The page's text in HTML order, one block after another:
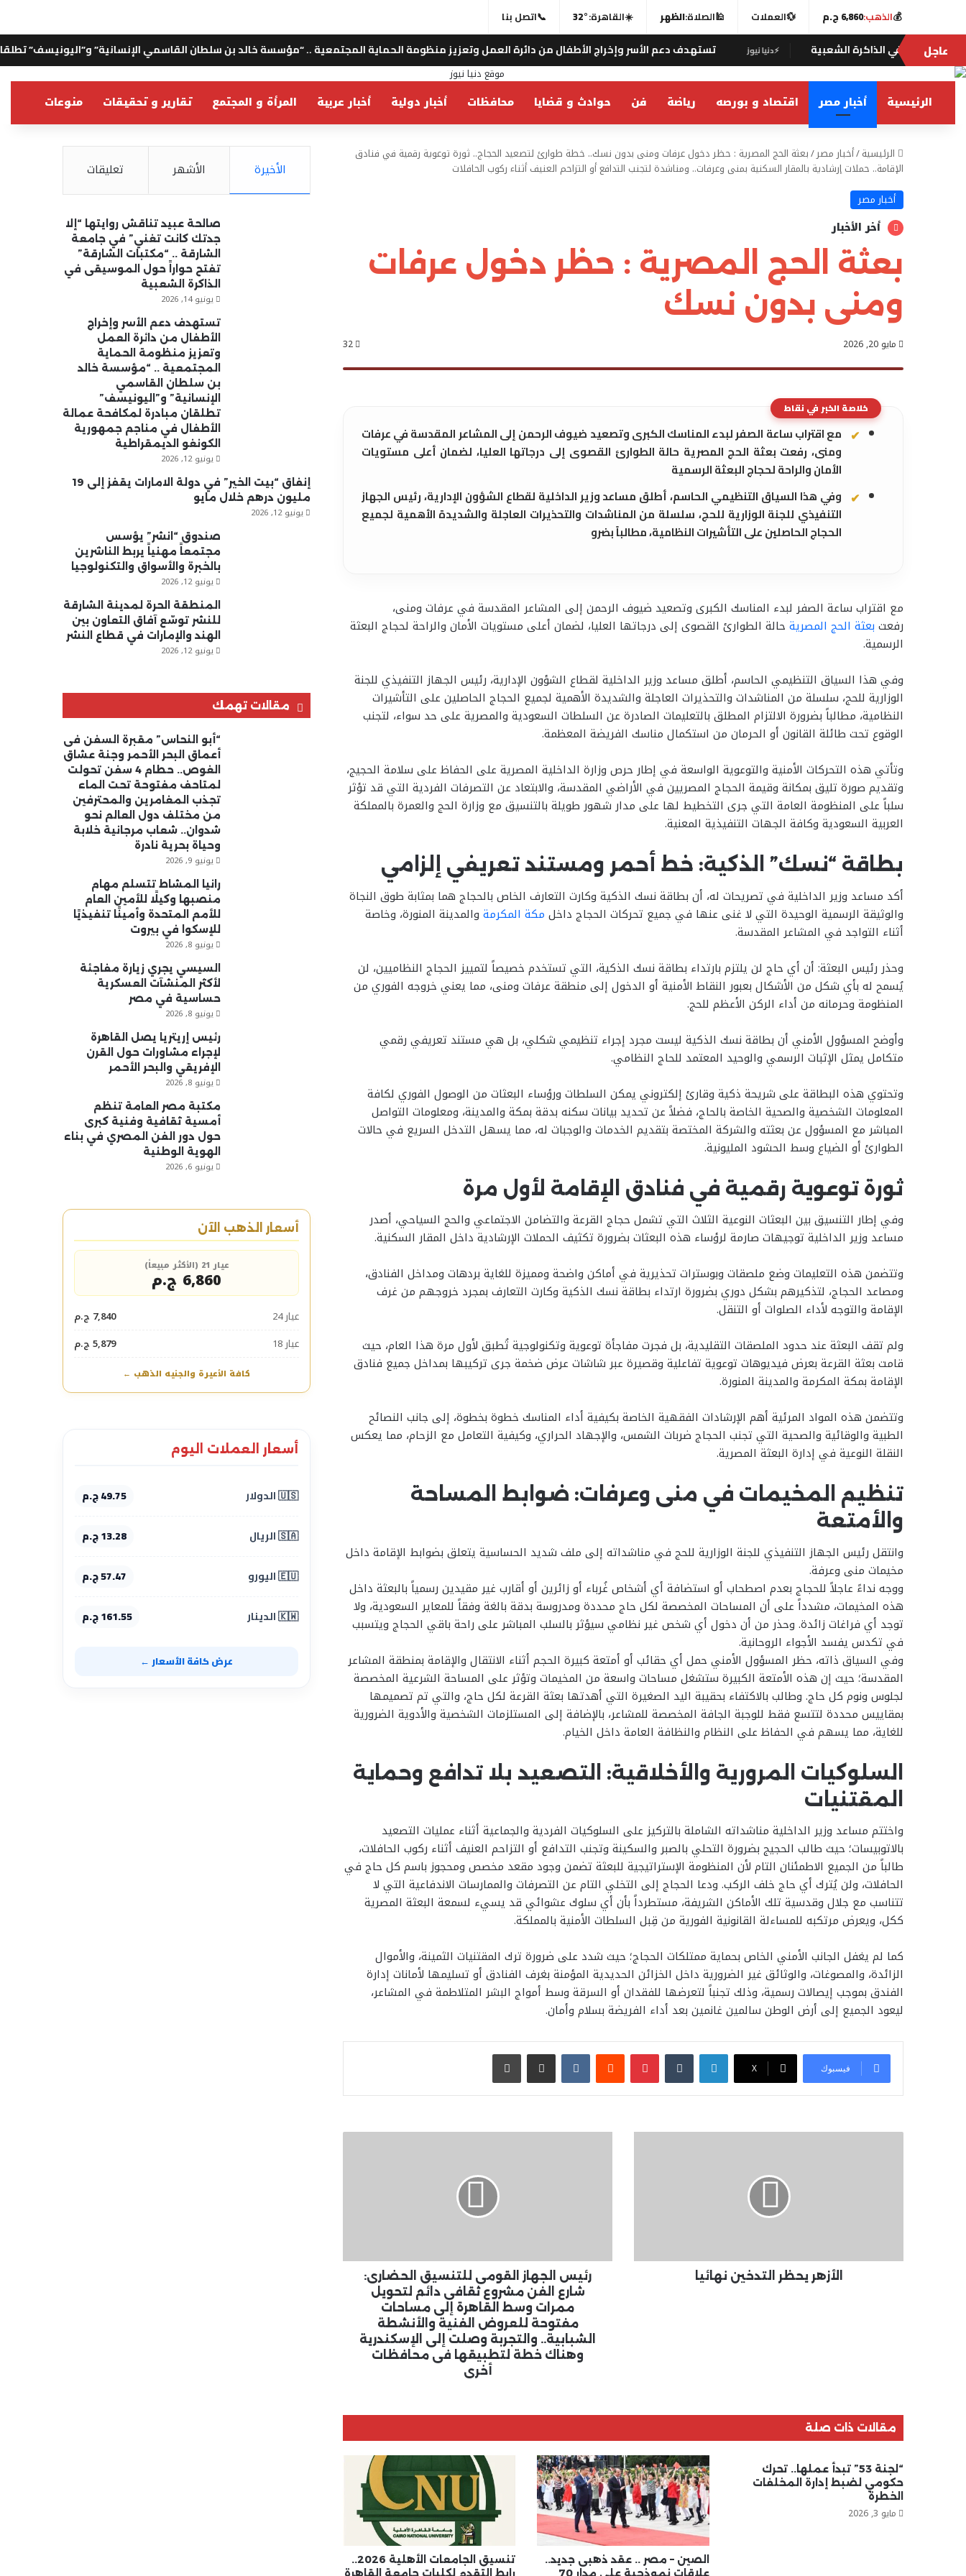
💰الذهب:6,860 ج.م 💱العملات 🕌الصلاة:الظهر ☀️القاهرة:32°
📞اتصل بنا
عاجلالشعبية ⚡دنيا نيوز تستهدف دعم الأسر وإخراج الأطفال من دائرة العمل وتعزيز منظومة الحماية المجتمعية .. “مؤسسة خالد بن سلطان القاسمي الإنسانية” و”اليونيسف” تطلقان مبادرة
الرئيسية أخبار مصر اقتصاد و بورصه رياضة فن حوادث و قضايا محافظات أخبار دولية أخبار عربية المرأة و المجتمع تقارير و تحقيقات منوعات
الرئيسية/أخبار مصر/بعثة الحج المصرية : حظر دخول عرفات ومنى بدون نسك.. خطة طوارئ لتصعيد الحجاج.. ثورة توعوية رقمية في فنادق
الإقامة.. حملات إرشادية بالمقار السكنية بمنى وعرفات.. ومناشدة لتجنب التدافع أو التزاحم العنيف أثناء ركوب الحافلات
أخبار مصر
أخر الأخبار
بعثة الحج المصرية : حظر دخول عرفات
ومنى بدون نسك
مايو 20, 2026 32
خلاصة الخبر في نقاط
مع اقتراب ساعة الصفر لبدء المناسك الكبرى وتصعيد ضيوف الرحمن إلى المشاعر المقدسة في عرفات
ومنى، رفعت بعثة الحج المصرية حالة الطوارئ القصوى إلى درجاتها العليا، لضمان أعلى مستويات
الأمان والراحة لحجاج البعثة الرسمية
وفي هذا السياق التنظيمي الحاسم، أطلق مساعد وزير الداخلية لقطاع الشؤون الإدارية، رئيس الجهاز
التنفيذي للجنة الوزارية للحج، سلسلة من المناشدات والتحذيرات العاجلة والشديدة الأهمية لجميع
الحجاج الحاصلين على التأشيرات النظامية، مطالباً بضرو
مع اقتراب ساعة الصفر لبدء المناسك الكبرى وتصعيد ضيوف الرحمن إلى المشاعر المقدسة في عرفات ومنى،
رفعت بعثة الحج المصرية حالة الطوارئ القصوى إلى درجاتها العليا، لضمان أعلى مستويات الأمان والراحة لحجاج البعثة
الرسمية.
وفي هذا السياق التنظيمي الحاسم، أطلق مساعد وزير الداخلية لقطاع الشؤون الإدارية، رئيس الجهاز التنفيذي للجنة
الوزارية للحج، سلسلة من المناشدات والتحذيرات العاجلة والشديدة الأهمية لجميع الحجاج الحاصلين على التأشيرات
النظامية، مطالباً بضرورة الالتزام المطلق بالتعليمات الصادرة عن السلطات السعودية والمصرية على حد سواء، لتجنب
الوقوع تحت طائلة القانون أو الحرمان من استكمال مناسك الفريضة المعظمة.
وتأتي هذه التحركات الأمنية والتوعوية الواسعة في إطار حرص وزارة الداخلية المصرية على الحفاظ على سلامة الحجيج،
وتقديم صورة تليق بمكانة وقيمة الحجاج المصريين في الأراضي المقدسة، والابتعاد عن التصرفات الفردية التي قد تؤثر
سلباً على المنظومة العامة التي جرى التخطيط لها على مدار شهور طويلة بالتنسيق مع وزارة الحج والعمرة بالمملكة
العربية السعودية وكافة الجهات التنفيذية المعنية.
بطاقة “نسك” الذكية: خط أحمر ومستند تعريفي إلزامي
أكد مساعد وزير الداخلية في تصريحات له، أن بطاقة نسك الذكية وكارت التعارف الخاص بالحجاج هما بمثابة طوق النجاة
والوثيقة الرسمية الوحيدة التي لا غنى عنها في جميع تحركات الحجاج داخل مكة المكرمة والمدينة المنورة، وخاصة
أثناء التواجد في المشاعر المقدسة.
وحذر رئيس البعثة: أن أي حاج لن يلتزم بارتداء بطاقة نسك الذكية، التي تستخدم خصيصاً لتمييز الحجاج النظاميين، لن
يُسمح له بأي شكل من الأشكال بعبور النقاط الأمنية أو الدخول إلى منطقة عرفات ومنى، مما يعني خروجه الفوري من
المنظومة وحرمانه من أداء الركن الأعظم للحج.
وأوضح المسؤول الأمني أن بطاقة نسك الذكية ليست مجرد إجراء تنظيمي شكلي، بل هي مستند تعريفي رقمي
متكامل يمثل الإثبات الرسمي والوحيد المعتمد للحاج النظامي.
وتحتوي هذه البطاقة على شريحة ذكية وقارئ إلكتروني يمكن السلطات ورؤساء البعثات من الوصول الفوري لكافة
المعلومات الشخصية والصحية الخاصة بالحاج، فضلاً عن تحديد بيانات سكنه بدقة بمكة والمدينة، ومعلومات التواصل
المباشر مع المسؤول عن بعثته والشركة المختصة بتقديم الخدمات والوجبات له، مما يسهل التدخل السريع في حالات
الطوارئ أو الضياع وسط الحشود المليونية.
ثورة توعوية رقمية في فنادق الإقامة لأول مرة
وفي إطار التنسيق بين البعثات النوعية الثلاث التي تشمل حجاج القرعة والتضامن الاجتماعي والحج السياحي، أصدر
مساعد وزير الداخلية توجيهات صارمة لرؤساء هذه البعثات بضرورة تكثيف الحملات الإرشادية داخل المقار السكنية.
وتتضمن هذه التعليمات وضع ملصقات وبوسترات تحذيرية في أماكن واضحة ومميزة للغاية بردهات ومداخل الفنادق،
ومصاعد الحجاج، لتذكيرهم بشكل دوري بضرورة ارتداء بطاقة نسك الذكية وكارت التعارف بمجرد خروجهم من غرف
الإقامة والتوجه لأداء الصلوات أو التنقل.
ولم تقف البعثة عند حدود الملصقات التقليدية، بل فجرت مفاجأة توعوية وتكنولوجية تُطبق لأول مرة هذا العام، حيث
قامت بعثة القرعة بعرض فيديوهات توعوية تفاعلية وقصيرة عبر شاشات عرض ضخمة جرى تركيبها بمداخل جميع فنادق
الإقامة بمكة المكرمة والمدينة المنورة.
وتتضمن هذه المواد المرئية أهم الإرشادات الفقهية الخاصة بكيفية أداء المناسك خطوة بخطوة، إلى جانب النصائح
الطبية والوقائية والصحية التي تجنب الحجاج ضربات الشمس، والإجهاد الحراري، وكيفية التعامل مع الزحام، مما يعكس
النقلة النوعية في إدارة البعثة المصرية.
تنظيم المخيمات في منى وعرفات: ضوابط المساحة
والأمتعة
وانتقل رئيس الجهاز التنفيذي للجنة الوزارية للحج في مناشداته إلى ملف شديد الحساسية يتعلق بضوابط الإقامة داخل
مخيمات منى وعرفة.
ووجه نداءً عاجلاً للحجاج بعدم اصطحاب أو استضافة أي أشخاص غُرباء أو زائرين أو أقارب غير مقيدين رسمياً بالبعثة داخل
هذه المخيمات، مشدداً على أن المساحات المخصصة لكل حاج محددة ومدروسة بدقة بالغة وفقاً للمعاير السعودية، ولا
توجد أي فراغات زائدة. وحذر من أن دخول أي شخص غير نظامي سيؤثر بالسلب المباشر على راحة باقي الحجاج ويتسبب
في تكدس يفسد الأجواء الروحانية.
وفي السياق ذاته، حظر المسؤول الأمني حمل أي حقائب أو أمتعة كبيرة الحجم أثناء الانتقال والإقامة بمنطقة المشاعر
المقدسة؛ حيث إن هذه الأمتعة الكبيرة ستشغل مساحات واسعة من المخيمات وتؤثر على المساحة الشرعية المخصصة
لجلوس ونوم كل حاج. وطالب بالاكتفاء بحقيبة اليد الصغيرة التي أهدتها بعثة القرعة لكل حاج، والتي تم تصميمها
بمقاييس محددة لتتسع فقط للوجبة الجافة المخصصة للمشاعر، بالإضافة إلى المستلزمات الشخصية والأدوية الضرورية
للغاية، مما يسهم في الحفاظ على النظام والنظافة العامة داخل الخيام.
السلوكيات المرورية والأخلاقية: التصعيد بلا تدافع وحماية
المقتنيات
واختتم مساعد وزير الداخلية مناشداته الشاملة بالتركيز على السلوكيات الفردية والجماعية أثناء عمليات التصعيد
بالاتوبيسات؛ حيث طالب الحجيج بضرورة التحلي بالصبر والسكينة وتجنب التدافع أو التزاحم العنيف أثناء ركوب الحافلات،
طالباً من الجميع الاطمئنان التام لأن المنظومة الإستراتيجية للبعثة تضمن وجود مقعد مخصص ومحجوز باسم كل حاج في
الحافلات، ولن يُترك أي حاج خلف الركب. ودعا الحجاج إلى التخلي التام عن التصرفات والممارسات الاندفاعية التي لا
تتناسب مع جلال وقدسية تلك الأماكن الشريفة، مستطرداً بأن أي سلوك عشوائي قد يسيء لسمعة البعثة المصرية
ككل، ويعرض مرتكبه للمساءلة القانونية الفورية من قِبل السلطات الأمنية بالمملكة.
كما لم يغفل الجانب الأمني الخاص بحماية ممتلكات الحجاج؛ حيث شدد على ضرورة ترك المقتنيات الثمينة، والأموال
الزائدة، والمصوغات، والوثائق غير الضرورية داخل الخزائن الحديدية المؤمنة بغرف الفنادق أو تسليمها لأمانات إدارة
الفندق بموجب إيصالات رسمية، وذلك تجنباً لتعرضها للفقدان أو السرقة وسط أمواج البشر المتلاطمة في المشاعر،
ليعود الجميع إلى أرض الوطن سالمين غانمين بعد أداء الفريضة بسلام وأمان.
فيسبوك ‫X
لينكدإن بينتيريست مشاركة عبر البريد طباعة
الأزهر
الأزهر يحظر التدخين نهائيا
ثقافى
القاهرة
مساحات
الفنية
الشبابية..
والتجربة
وصلت
إلى
الإسكندرية
وهناك
خطة
لتطبيقها
فى
رئيس الجهاز القومى للتنسيق الحضارى:
شارع الفن مشروع ثقافى دائم لتحويل
ممرات وسط القاهرة إلى مساحات
مفتوحة للعروض الفنية والأنشطة
الشبابية.. والتجربة وصلت إلى الإسكندرية
وهناك خطة لتطبيقها فى محافظات
أخرى
مقالات ذات صلة
“لجنة 53” تبدأ عملها.. تحرك
حكومي لضبط إدارة المخلفات
الخطرة
مايو 3, 2026
الصين – مصر .. عقد ذهبى جديد..
علاقات نموذجية على مدار 70
تنسيق الجامعات الأهلية 2026..
رابط التقدم لكليات جامعة القاهرة
الأخيرة الأشهر تعليقات
صالحة عبيد تناقش روايتها “إلا
جدتك كانت تغني” في جامعة
الشارقة .. “مكتبات الشارقة”
تفتح حواراً حول الموسيقى في
الذاكرة الشعبية
يونيو 14, 2026
تستهدف دعم الأسر وإخراج
الأطفال من دائرة العمل
وتعزيز منظومة الحماية
المجتمعية .. “مؤسسة خالد
بن سلطان القاسمي
الإنسانية” و”اليونيسف”
تطلقان مبادرة لمكافحة عمالة
الأطفال في مناجم جمهورية
الكونغو الديمقراطية
يونيو 12, 2026
إنفاق “بيت الخير” في دولة الامارات يقفز إلى 19
مليون درهم خلال مايو
يونيو 12, 2026
صندوق “انشر” يؤسس
مجتمعاً مهنياً يربط الناشرين
بالخبرة والأسواق والتكنولوجيا
يونيو 12, 2026
المنطقة الحرة لمدينة الشارقة
للنشر توسّع آفاق التعاون بين
الهند والإمارات في قطاع النشر
يونيو 12, 2026
مقالات تهمك
“أبو النحاس” مقبرة السفن فى
أعماق البحر الأحمر وجنة عشاق
الغوص.. حطام 4 سفن تحولت
لمتاحف مفتوحة تحت الماء
تجذب المغامرين والمحترفين
من مختلف دول العالم نحو
شدوان.. شعاب مرجانية خلابة
وحياة بحرية نادرة
يونيو 9, 2026
رانيا المشاط تتسلم مهام
منصبها وكيلًا للأمين العام
للأمم المتحدة وأمينًا تنفيذيًا
للإسكوا في بيروت
يونيو 8, 2026
السيسي يجري زيارة مفاجئة
لأكثر المنشآت العسكرية
حساسية في مصر
يونيو 8, 2026
رئيس إريتريا يصل القاهرة
لإجراء مشاورات حول القرن
الإفريقي والبحر الأحمر
يونيو 8, 2026
مكتبة مصر العامة تنظم
أمسية ثقافية وفنية كبرى
حول دور الفن المصري في بناء
الهوية الوطنية
يونيو 6, 2026
أسعار الذهب الآن
عيار 21 (الأكثر مبيعاً)
6,860 ج.م
عيار 24
7,840 ج.م
عيار 18
5,879 ج.م
كافة الأعيرة والجنيه الذهب ←
أسعار العملات اليوم
🇺🇸 الدولار 49.75 ج.م
🇸🇦 الريال 13.28 ج.م
🇪🇺 اليورو 57.47 ج.م
🇰🇼 الدينار 161.55 ج.م
عرض كافة الأسعار ←